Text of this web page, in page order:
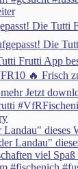
Die Tutti
dieses